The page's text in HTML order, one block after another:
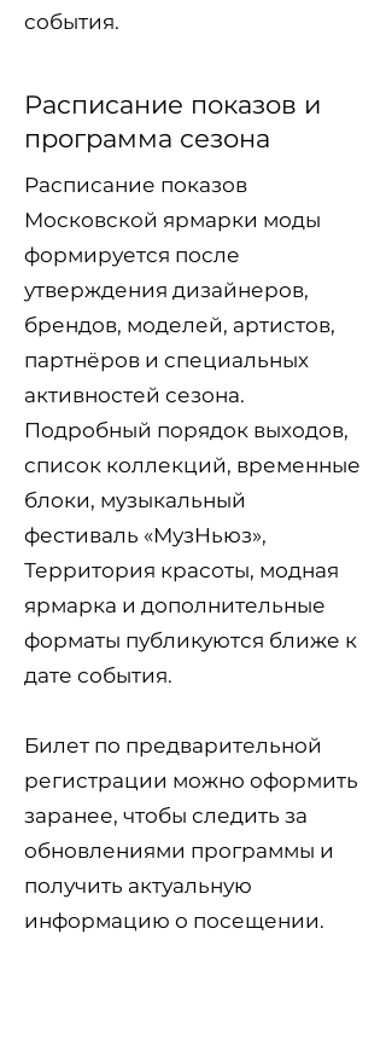
события.
Расписание показов и
программа сезона
Расписание показов
Московской ярмарки моды
формируется после
утверждения дизайнеров,
брендов, моделей, артистов,
партнёров и специальных
активностей сезона.
Подробный порядок выходов,
список коллекций, временные
блоки, музыкальный
фестиваль «МузНьюз»,
Территория красоты, модная
ярмарка и дополнительные
форматы публикуются ближе к
дате события.
Билет по предварительной
регистрации можно оформить
заранее, чтобы следить за
обновлениями программы и
получить актуальную
информацию о посещении.